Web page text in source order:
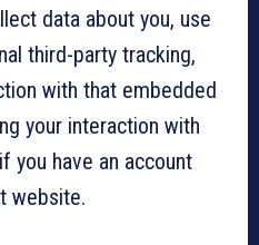
data about you, use
third-party tracking,
with that embedded
your interaction with
you have an account
website.